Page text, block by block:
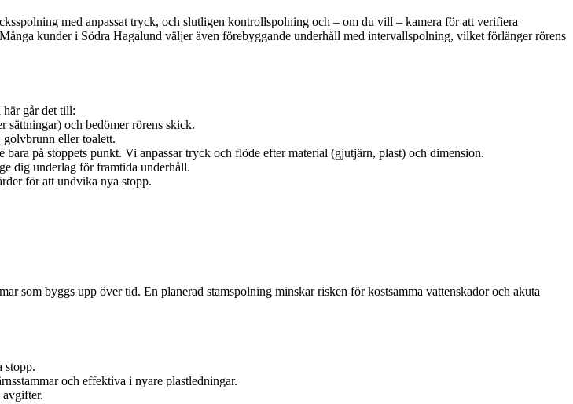
med anpassat tryck, och slutligen kontrollspolning och – om du vill – kamera för att verifiera
kunder i Södra Hagalund väljer även förebyggande underhåll med intervallspolning, vilket förlänger rörens
här går det till:
sättningar) och bedömer rörens skick.
eller toalett.
på stoppets punkt. Vi anpassar tryck och flöde efter material (gjutjärn, plast) och dimension.
dig underlag för framtida underhåll.
för att undvika nya stopp.
som byggs upp över tid. En planerad stamspolning minskar risken för kostsamma vattenskador och akuta
stopp.
och effektiva i nyare plastledningar.